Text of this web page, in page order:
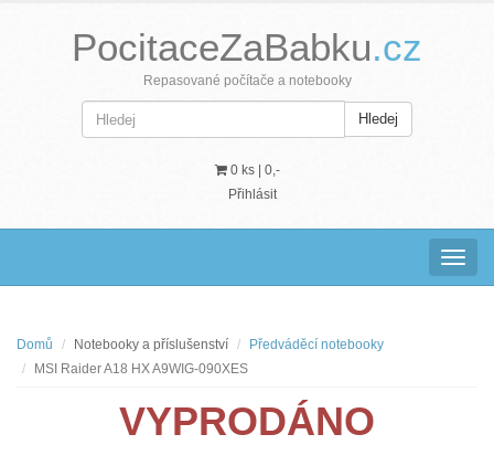
PocitaceZaBabku.cz
Repasované počítače a notebooky
Hledej
0 ks | 0,-
Přihlásit
Domů Notebooky a příslušenství
Předváděcí notebooky
MSI Raider A18 HX A9WIG-090XES
VYPRODÁNO